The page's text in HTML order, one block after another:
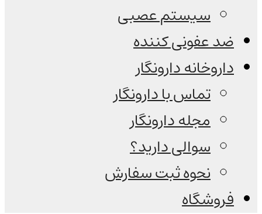
سیستم عصبی
ضد عفونی کننده
داروخانه دارونگار
تماس با دارونگار
مجله دارونگار
سوالی دارید؟
نحوه ثبت سفارش
فروشگاه